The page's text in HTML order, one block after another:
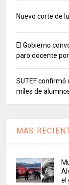
Nuevo corte de
El Gobierno
paro docente
SUTEF
miles de
MAS
el